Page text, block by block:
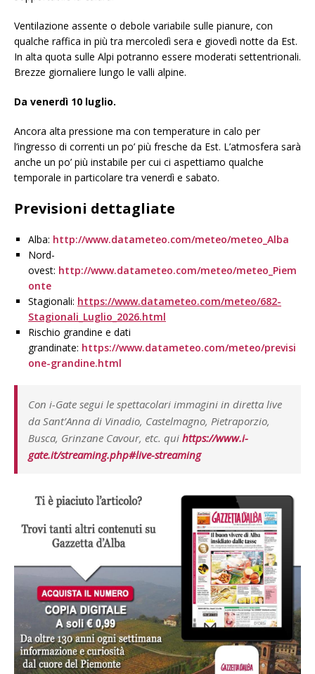
Ventilazione assente o debole variabile sulle pianure, con
qualche raffica in più tra mercoledì sera e giovedì notte da Est.
In alta quota sulle Alpi potranno essere moderati settentrionali.
Brezze giornaliere lungo le valli alpine.
Da venerdì 10 luglio.
Ancora alta pressione ma con temperature in calo per
l’ingresso di correnti un po’ più fresche da Est. L’atmosfera sarà
anche un po’ più instabile per cui ci aspettiamo qualche
temporale in particolare tra venerdì e sabato.
Previsioni dettagliate
Alba: http://www.datameteo.com/meteo/meteo_Alba
Nord-
ovest: http://www.datameteo.com/meteo/meteo_Piem
onte
Stagionali: https://www.datameteo.com/meteo/682-
Stagionali_Luglio_2026.html
Rischio grandine e dati
grandinate: https://www.datameteo.com/meteo/previsi
one-grandine.html
Con i-Gate segui le spettacolari immagini in diretta live
da Sant’Anna di Vinadio, Castelmagno, Pietraporzio,
Busca, Grinzane Cavour, etc. qui https://www.i-
gate.it/streaming.php#live-streaming